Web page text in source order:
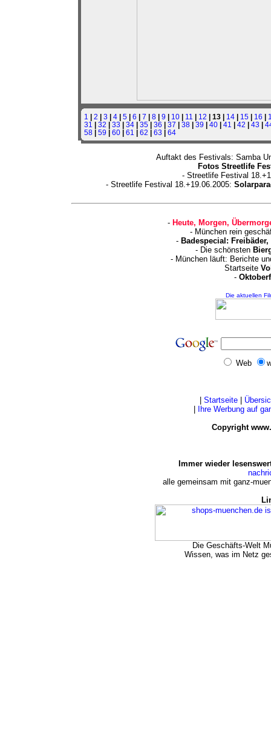
1 | 2 | 3 | 4| 5| 6 | 7 | 8| 9 | 10| 11 | 12 | 13 | 14| 15| 16 |
31 | 32 | 33 | 34| 35| 36 | 37 | 38| 39 | 40| 41 | 42 | 43 |
58| 59 | 60| 61 | 62 | 63 | 64
Auftakt des Festivals: Samba
Fotos Streetlife
- Streetlife Festival
- Streetlife Festival 18.+19.06.2005:
- Heute, Morgen,
- München rein
- Badespecial:
- Die schönsten
- München läuft: Berichte
Startseite
-
Die aktuellen
Web
Startseite
Ihre Werbung auf
Copyright
Immer wieder
alle gemeinsam mit ganz-
Die Geschäfts-Welt
Wissen, was im Netz